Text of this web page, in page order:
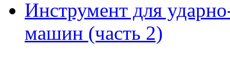
Инструмент для
машин (часть 2)